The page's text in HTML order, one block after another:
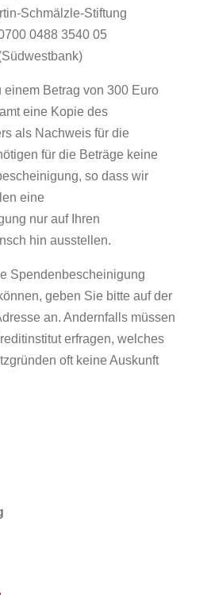
Schmälzle-Stiftung
0488 3540 05
einem Betrag von 300 Euro
eine Kopie des
als Nachweis für die
für die Beträge keine
so dass wir
eine
nur auf Ihren
hin ausstellen.
Spendenbescheinigung
geben Sie bitte auf der
an. Andernfalls müssen
erfragen, welches
oft keine Auskunft